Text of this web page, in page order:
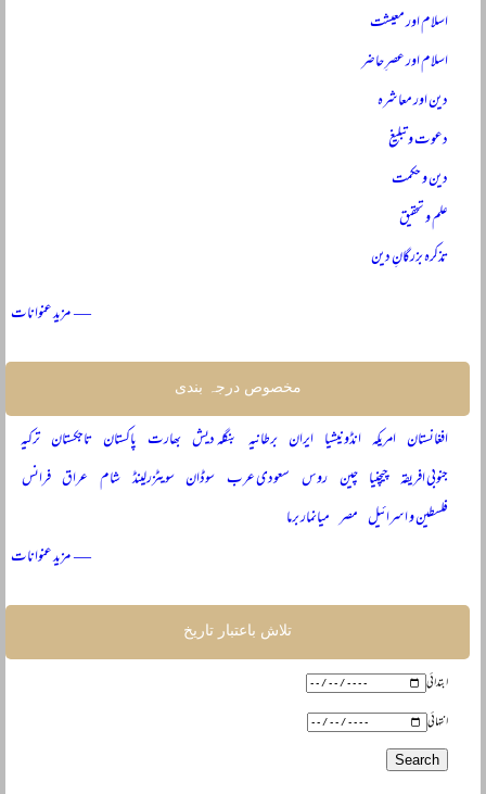
اسلام اور معیشت
اسلام اور عصرِ حاضر
دین اور معاشرہ
دعوت و تبلیغ
دین و حکمت
علم و تحقیق
تذکرہ بزرگانِ دین
— مزید عنوانات
مخصوص درجہ بندی
افغانستان امریکہ انڈونیشیا ایران برطانیہ بنگلہ دیش بھارت پاکستان تاجکستان ترکیہ
جنوبی افریقہ چیچنیا چین روس سعودی عرب سوڈان سویٹزرلینڈ شام عراق فرانس
فلسطین و اسرائیل مصر میانمار برما
— مزید عنوانات
تلاش باعتبار تاریخ
ابتدائی
انتہائی